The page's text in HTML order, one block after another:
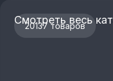
20137 товаров
Смотреть весь